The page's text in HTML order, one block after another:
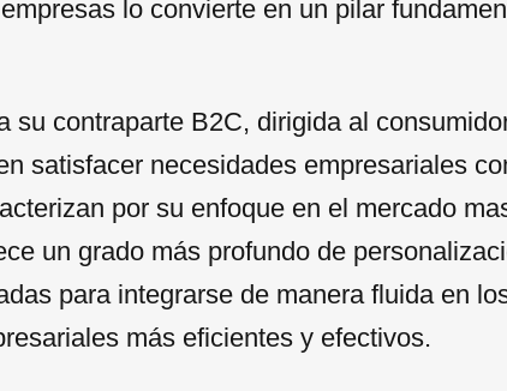
lo convierte en un pilar
contraparte B2C, dirigida al
satisfacer necesidades empresariales
por su enfoque en el mercado
un grado más profundo de
para integrarse de manera fluida en
más eficientes y efectivos.